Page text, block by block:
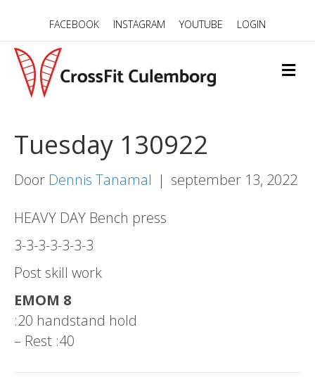
FACEBOOK INSTAGRAM YOUTUBE LOGIN
M
E
Tuesday 130922
Door Dennis Tanamal | september 13, 2022
HEAVY DAY Bench press
3-3-3-3-3-3-3
Post skill work
EMOM 8
:20 handstand hold
– Rest :40